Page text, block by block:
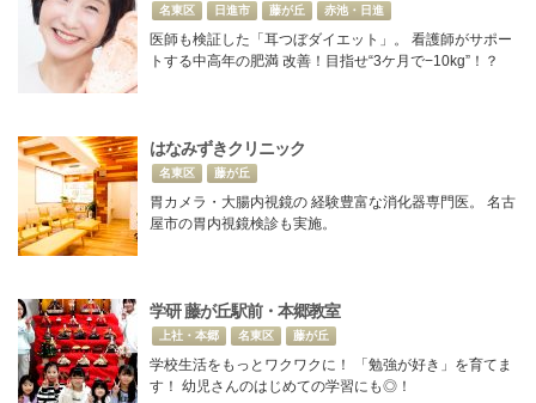
名東区 日進市 藤が丘 赤池・日進
医師も検証した「耳つぼダイエット」。 看護師がサポー
トする中高年の肥満 改善！目指せ“3ケ月で−10kg”！？
はなみずきクリニック
名東区 藤が丘
胃カメラ・大腸内視鏡の 経験豊富な消化器専門医。 名古
屋市の胃内視鏡検診も実施。
学研 藤が丘駅前・本郷教室
上社・本郷 名東区 藤が丘
学校生活をもっとワクワクに！ 「勉強が好き」を育てま
す！ 幼児さんのはじめての学習にも◎！